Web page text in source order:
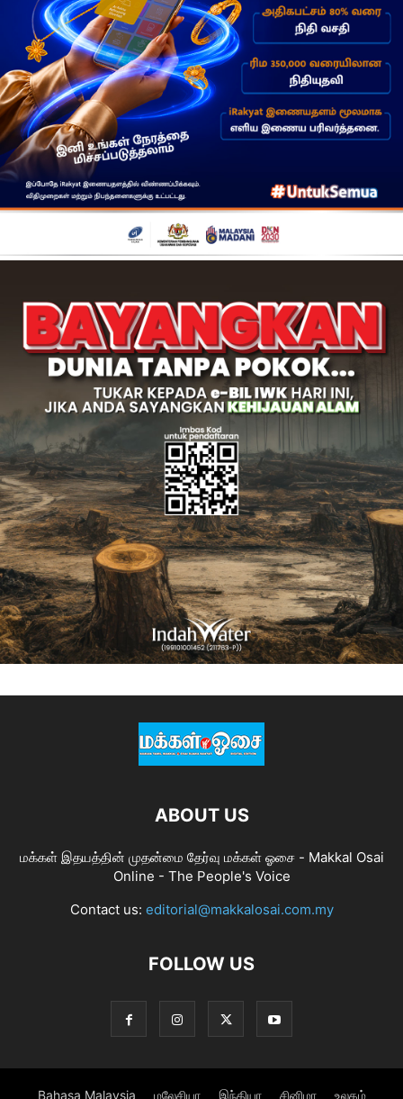
ABOUT US
மக்கள் இதயத்தின் முதன்மை தேர்வு மக்கள் ஓசை - Makkal Osai
Online - The People's Voice
Contact us: editorial@makkalosai.com.my
FOLLOW US
Bahasa Malaysia மலேசியா இந்தியா சினிமா உலகம்